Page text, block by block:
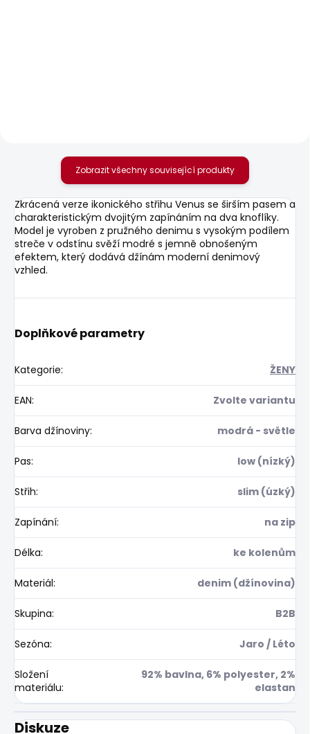
Zobrazit všechny související produkty
Zkrácená verze ikonického střihu Venus se širším pasem a
charakteristickým dvojitým zapínáním na dva knoflíky.
Model je vyroben z pružného denimu s vysokým podílem
streče v odstínu svěží modré s jemně obnošeným
efektem, který dodává džínám moderní denimový
vzhled.
Doplňkové parametry
Kategorie: ŽENY
EAN: Zvolte variantu
Barva džínoviny: modrá - světle
Pas: low (nízký)
Střih: slim (úzký)
Zapínání: na zip
Délka: ke kolenům
Materiál: denim (džínovina)
Skupina: B2B
Sezóna: Jaro / Léto
Složení
materiálu:
92% bavlna, 6% polyester, 2%
elastan
Diskuze